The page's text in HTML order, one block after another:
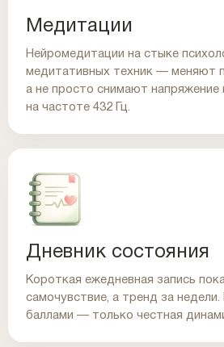
Медитации
Нейромедитации на стыке
медитативных техник — меняют
а не просто снимают напряжение
на частоте 432 Гц.
Дневник состояния
Короткая ежедневная запись
самочувствие, а тренд за недели.
баллами — только честная